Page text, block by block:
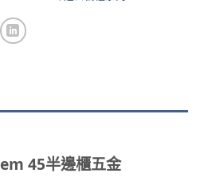
45半邊櫃五金